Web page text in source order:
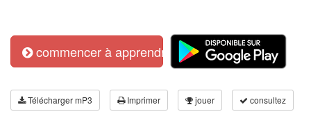
commencer à apprendre
Télécharger mP3 Imprimer jouer consultez